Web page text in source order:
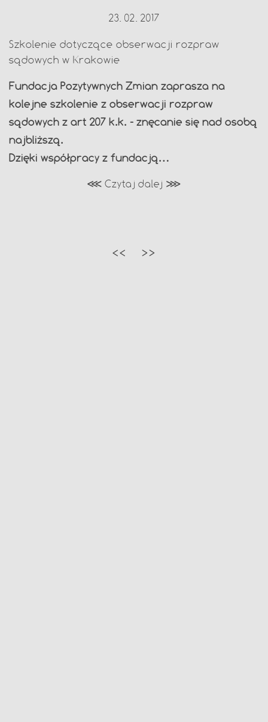
23. 02. 2017
Szkolenie dotyczące obserwacji rozpraw
sądowych w Krakowie
Fundacja Pozytywnych Zmian zaprasza na
kolejne szkolenie z obserwacji rozpraw
sądowych z art 207 k.k. - znęcanie się nad osobą
najbliższą.
Dzięki współpracy z fundacją…
⋘ Czytaj dalej ⋙
<< >>